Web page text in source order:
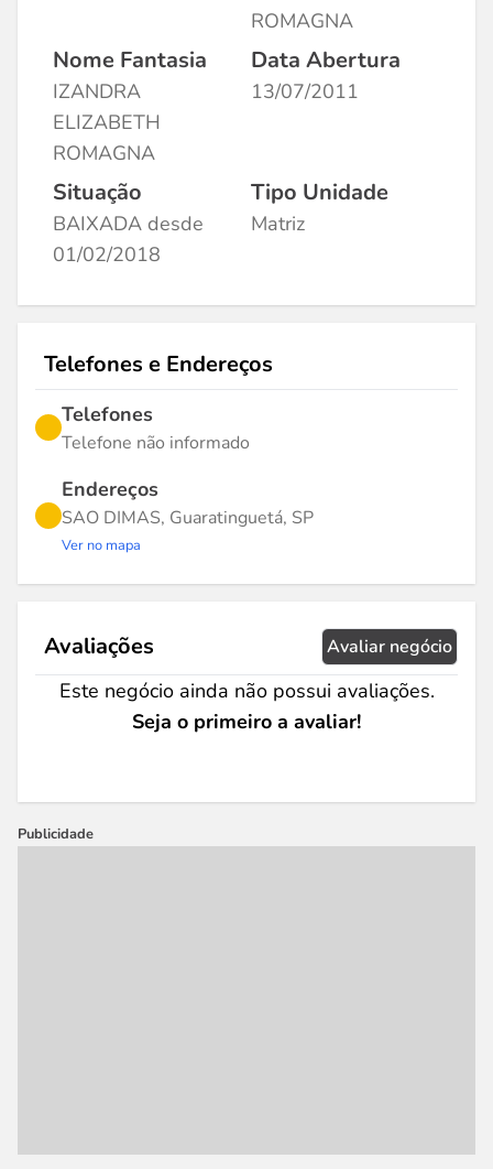
ROMAGNA
Nome Fantasia
IZANDRA
ELIZABETH
ROMAGNA
Data Abertura
13/07/2011
Situação
BAIXADA desde
01/02/2018
Tipo Unidade
Matriz
Telefones e Endereços
Telefones
Telefone não informado
Endereços
SAO DIMAS, Guaratinguetá, SP
Ver no mapa
Avaliações Avaliar negócio
Este negócio ainda não possui avaliações.
Seja o primeiro a avaliar!
Publicidade